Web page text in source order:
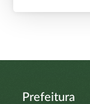
Prefeitura